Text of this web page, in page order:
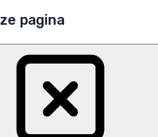
pagina